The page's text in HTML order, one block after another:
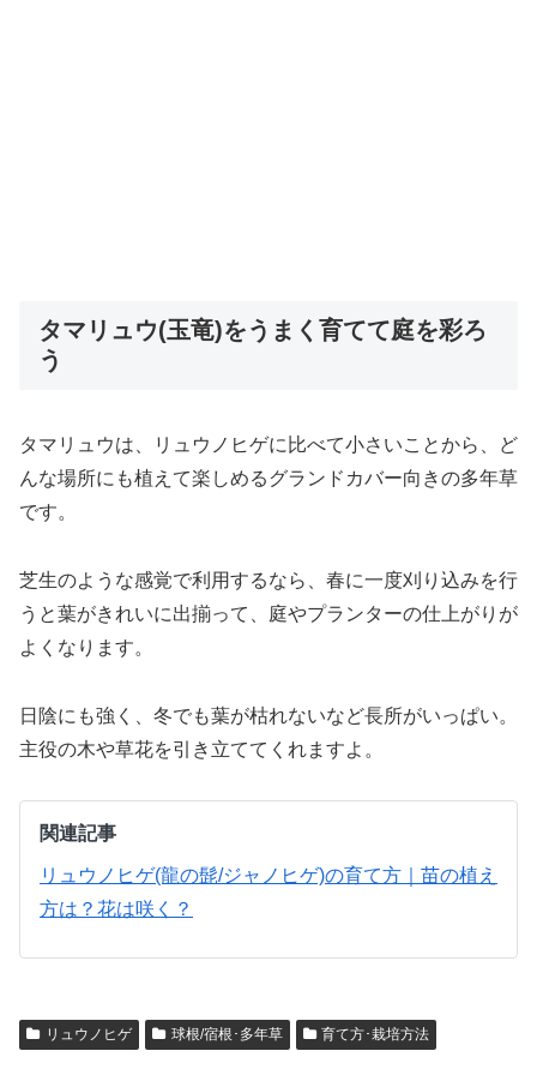
タマリュウ(玉竜)をうまく育てて庭を彩ろ
う
タマリュウは、リュウノヒゲに比べて小さいことから、ど
んな場所にも植えて楽しめるグランドカバー向きの多年草
です。
芝生のような感覚で利用するなら、春に一度刈り込みを行
うと葉がきれいに出揃って、庭やプランターの仕上がりが
よくなります。
日陰にも強く、冬でも葉が枯れないなど長所がいっぱい。
主役の木や草花を引き立ててくれますよ。
関連記事
リュウノヒゲ(龍の髭/ジャノヒゲ)の育て方｜苗の植え
方は？花は咲く？
リュウノヒゲ 球根/宿根･多年草 育て方･栽培方法